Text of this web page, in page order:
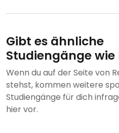
Gibt es ähnliche
Studiengänge wie
Wenn du auf der Seite von
stehst, kommen weitere
Studiengänge für dich
hier vor.